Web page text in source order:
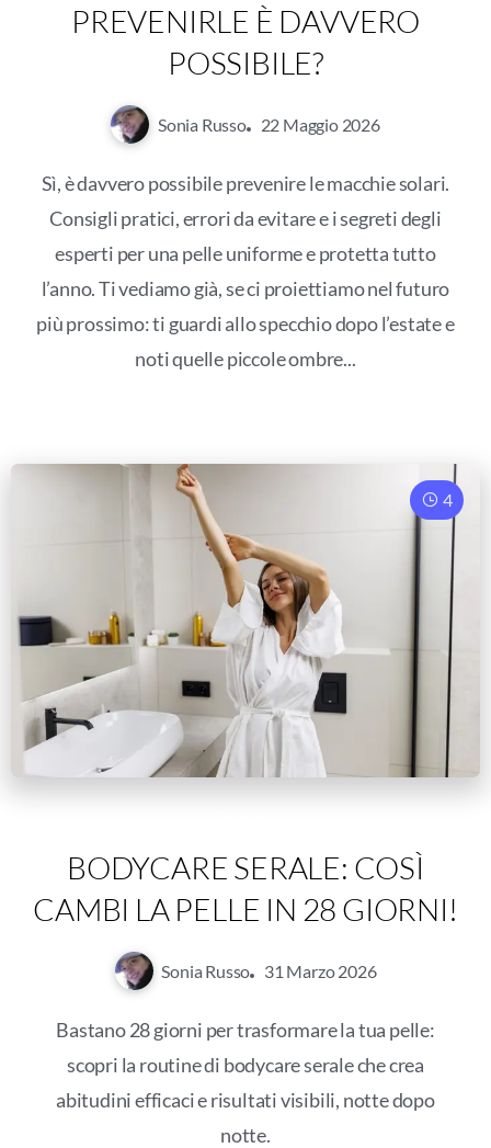
PREVENIRLE È DAVVERO
POSSIBILE?
Sonia Russo 22 Maggio 2026
Sì, è davvero possibile prevenire le macchie solari.
Consigli pratici, errori da evitare e i segreti degli
esperti per una pelle uniforme e protetta tutto
l’anno. Ti vediamo già, se ci proiettiamo nel futuro
più prossimo: ti guardi allo specchio dopo l’estate e
noti quelle piccole ombre...
4
BODYCARE SERALE: COSÌ
CAMBI LA PELLE IN 28 GIORNI!
Sonia Russo 31 Marzo 2026
Bastano 28 giorni per trasformare la tua pelle:
scopri la routine di bodycare serale che crea
abitudini efficaci e risultati visibili, notte dopo
notte.